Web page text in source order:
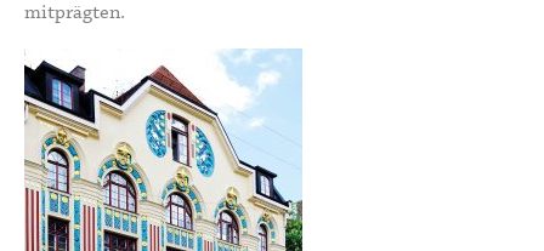
mitprägten.